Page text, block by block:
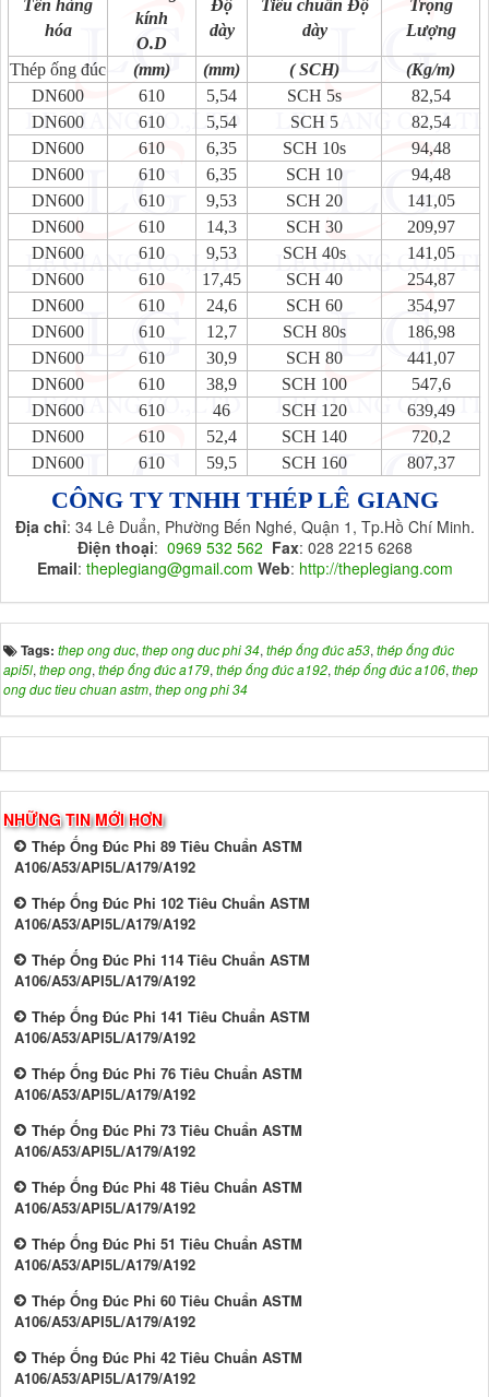
Tên hàng
hóa
kính
O.D
Độ
dày
Tiêu chuẩn Độ
dày
Trọng
Lượng
Thép ống đúc (mm) (mm) ( SCH)
(Kg/m)
DN600
610 5,54 SCH 5s
82,54
DN600
610 5,54 SCH 5
82,54
DN600
610 6,35 SCH 10s
94,48
DN600
610 6,35 SCH 10
94,48
DN600
610 9,53 SCH 20
141,05
DN600
610 14,3 SCH 30
209,97
DN600
610 9,53 SCH 40s
141,05
DN600
610 17,45 SCH 40
254,87
DN600
610 24,6 SCH 60
354,97
DN600
610 12,7 SCH 80s
186,98
DN600
610 30,9 SCH 80
441,07
DN600
610 38,9 SCH 100
547,6
DN600
610 46 SCH 120
639,49
DN600
610 52,4 SCH 140
720,2
DN600
610 59,5 SCH 160 807,37
CÔNG TY TNHH THÉP LÊ GIANG
Địa chỉ: 34 Lê Duẩn, Phường Bến Nghé, Quận 1, Tp.Hồ Chí Minh.
Điện thoại: 0969 532 562 Fax: 028 2215 6268
Email: theplegiang@gmail.com Web: http://theplegiang.com
Tags: thep ong duc, thep ong duc phi 34, thép ống đúc a53, thép ống đúc
api5l, thep ong, thép ống đúc a179, thép ống đúc a192, thép ống đúc a106, thep
ong duc tieu chuan astm, thep ong phi 34
NHỮNG TIN MỚI HƠN
Thép Ống Đúc Phi 89 Tiêu Chuẩn ASTM
A106/A53/API5L/A179/A192
Thép Ống Đúc Phi 102 Tiêu Chuẩn ASTM
A106/A53/API5L/A179/A192
Thép Ống Đúc Phi 114 Tiêu Chuẩn ASTM
A106/A53/API5L/A179/A192
Thép Ống Đúc Phi 141 Tiêu Chuẩn ASTM
A106/A53/API5L/A179/A192
Thép Ống Đúc Phi 76 Tiêu Chuẩn ASTM
A106/A53/API5L/A179/A192
Thép Ống Đúc Phi 73 Tiêu Chuẩn ASTM
A106/A53/API5L/A179/A192
Thép Ống Đúc Phi 48 Tiêu Chuẩn ASTM
A106/A53/API5L/A179/A192
Thép Ống Đúc Phi 51 Tiêu Chuẩn ASTM
A106/A53/API5L/A179/A192
Thép Ống Đúc Phi 60 Tiêu Chuẩn ASTM
A106/A53/API5L/A179/A192
Thép Ống Đúc Phi 42 Tiêu Chuẩn ASTM
A106/A53/API5L/A179/A192